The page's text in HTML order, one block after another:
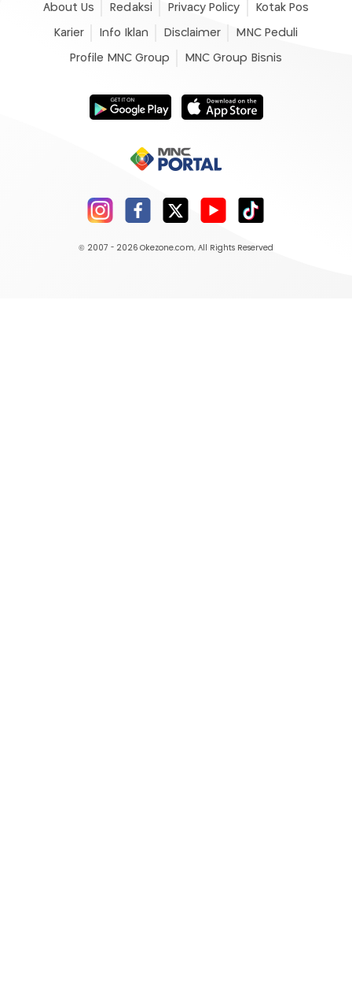
About Us Redaksi Privacy Policy Kotak Pos
Karier Info Iklan Disclaimer MNC Peduli
Profile MNC Group MNC Group Bisnis
© 2007 - 2026 Okezone.com, All Rights Reserved